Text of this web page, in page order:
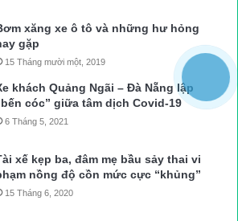
xăng xe ô tô và những hư hỏng
gặp
15 Tháng mười một, 2019
khách Quảng Ngãi – Đà Nẵng lập
cóc” giữa tâm dịch Covid-19
6 Tháng 5, 2021
xế kẹp ba, đâm mẹ bầu sảy thai vi
nồng độ cồn mức cực “khủng”
15 Tháng 6, 2020